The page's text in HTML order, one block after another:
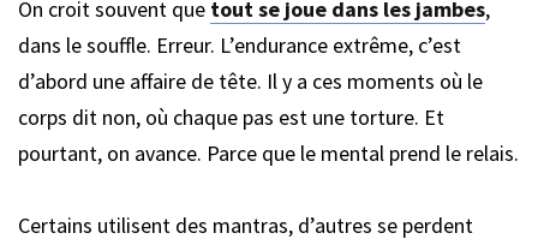
On croit souvent que tout se joue dans les jambes,
dans le souffle. Erreur. L’endurance extrême, c’est
d’abord une affaire de tête. Il y a ces moments où le
corps dit non, où chaque pas est une torture. Et
pourtant, on avance. Parce que le mental prend le relais.
Certains utilisent des mantras, d’autres se perdent